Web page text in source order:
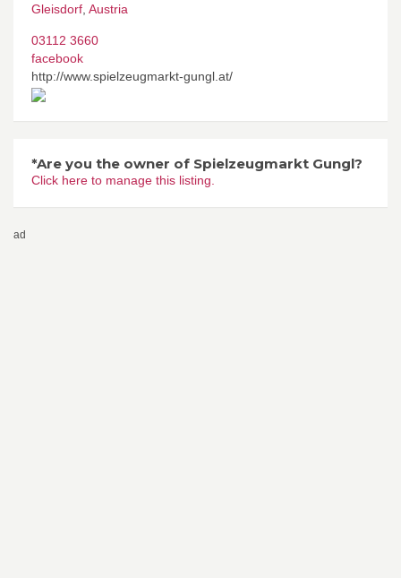
Gleisdorf Austria
03112 3660
facebook
http://www.spielzeugmarkt-gungl.at/
*Are you the owner of Spielzeugmarkt Gungl?
Click here to manage this listing.
ad